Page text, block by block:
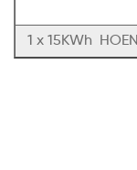
1 x 15KWh